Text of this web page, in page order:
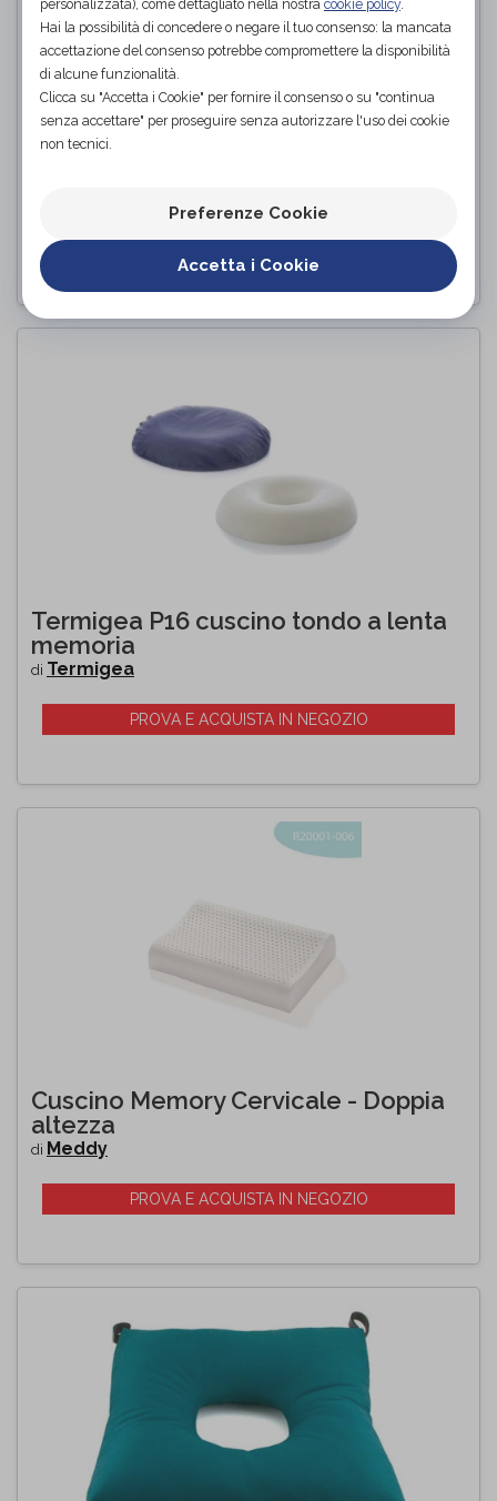
CUSCINO LOMBARE SEMICERCHIO
PROVA E ACQUISTA IN NEGOZIO
Termigea P16 cuscino tondo a lenta
memoria
di Termigea
PROVA E ACQUISTA IN NEGOZIO
Cuscino Memory Cervicale - Doppia
altezza
di Meddy
PROVA E ACQUISTA IN NEGOZIO
personalizzata), come dettagliato nella nostra cookie policy.
Hai la possibilità di concedere o negare il tuo consenso: la mancata
accettazione del consenso potrebbe compromettere la disponibilità
di alcune funzionalità.
Clicca su "Accetta i Cookie" per fornire il consenso o su "continua
senza accettare" per proseguire senza autorizzare l'uso dei cookie
non tecnici.
Preferenze Cookie
Accetta i Cookie